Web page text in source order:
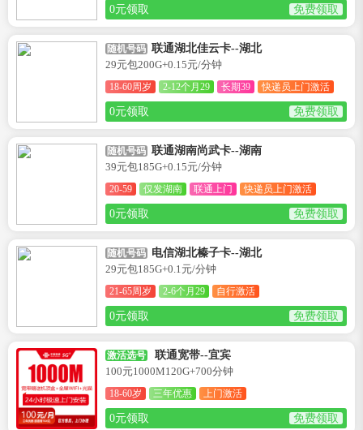
0元领取 免费领取
随机号码 联通湖北佳云卡--湖北
29元包200G+0.15元/分钟
18-60周岁 2-12个月29 长期39 快递员上门激活
0元领取 免费领取
随机号码 联通湖南尚武卡--湖南
39元包185G+0.15元/分钟
20-59 仅发湖南 联通上门 快递员上门激活
0元领取 免费领取
随机号码 电信湖北榛子卡--湖北
29元包185G+0.1元/分钟
21-65周岁 2-6个月29 自行激活
0元领取 免费领取
激活选号
联通宽带--宜宾
100元1000M120G+700分钟
18-60岁 三年优惠 上门激活
0元领取 免费领取